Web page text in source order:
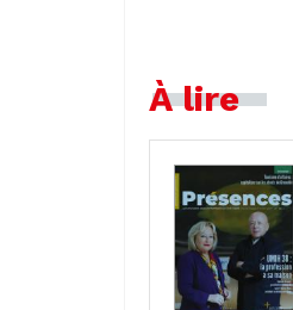
À lire